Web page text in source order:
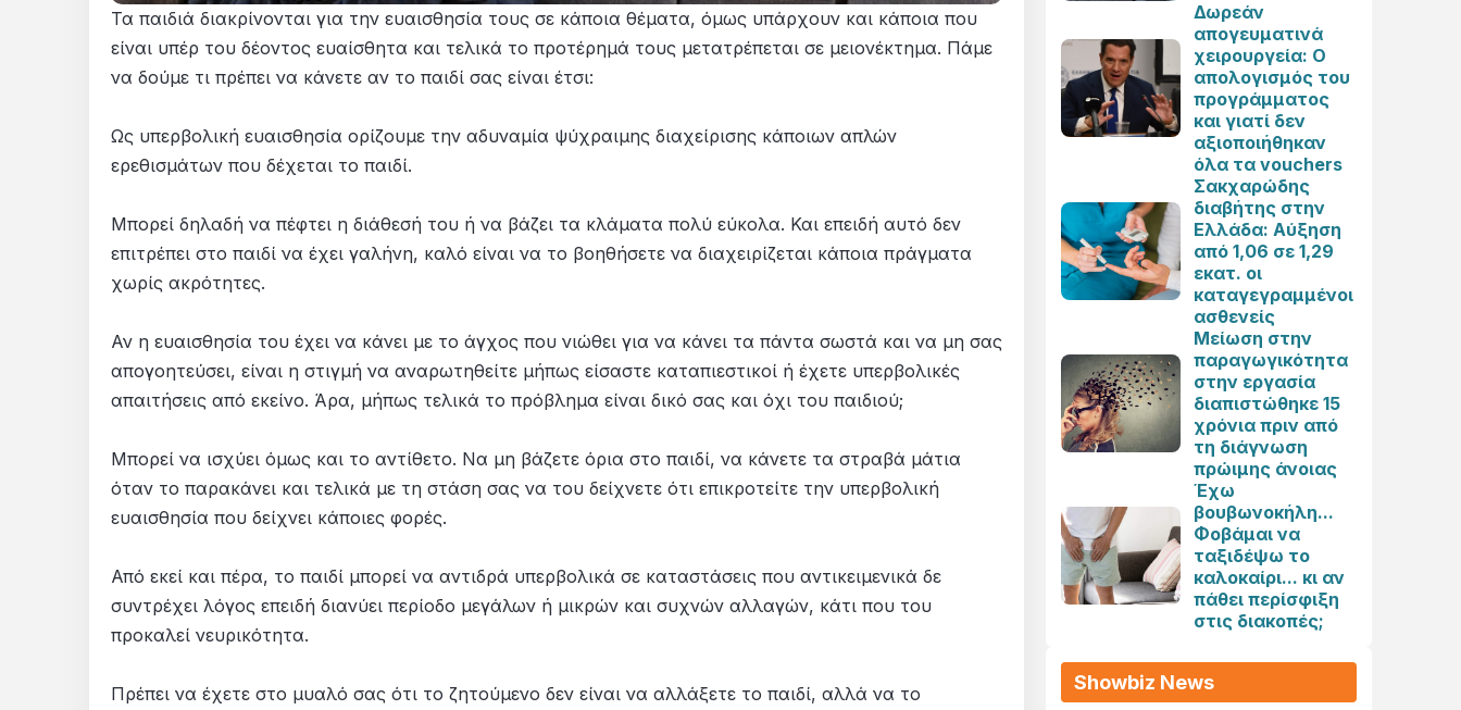
Τα παιδιά διακρίνονται για την ευαισθησία τους σε κάποια θέματα, όμως υπάρχουν και κάποια που
είναι υπέρ του δέοντος ευαίσθητα και τελικά το προτέρημά τους μετατρέπεται σε μειονέκτημα. Πάμε
να δούμε τι πρέπει να κάνετε αν το παιδί σας είναι έτσι:
Ως υπερβολική ευαισθησία ορίζουμε την αδυναμία ψύχραιμης διαχείρισης κάποιων απλών
ερεθισμάτων που δέχεται το παιδί.
Μπορεί δηλαδή να πέφτει η διάθεσή του ή να βάζει τα κλάματα πολύ εύκολα. Και επειδή αυτό δεν
επιτρέπει στο παιδί να έχει γαλήνη, καλό είναι να το βοηθήσετε να διαχειρίζεται κάποια πράγματα
χωρίς ακρότητες.
Αν η ευαισθησία του έχει να κάνει με το άγχος που νιώθει για να κάνει τα πάντα σωστά και να μη σας
απογοητεύσει, είναι η στιγμή να αναρωτηθείτε μήπως είσαστε καταπιεστικοί ή έχετε υπερβολικές
απαιτήσεις από εκείνο. Άρα, μήπως τελικά το πρόβλημα είναι δικό σας και όχι του παιδιού;
Μπορεί να ισχύει όμως και το αντίθετο. Να μη βάζετε όρια στο παιδί, να κάνετε τα στραβά μάτια
όταν το παρακάνει και τελικά με τη στάση σας να του δείχνετε ότι επικροτείτε την υπερβολική
ευαισθησία που δείχνει κάποιες φορές.
Από εκεί και πέρα, το παιδί μπορεί να αντιδρά υπερβολικά σε καταστάσεις που αντικειμενικά δε
συντρέχει λόγος επειδή διανύει περίοδο μεγάλων ή μικρών και συχνών αλλαγών, κάτι που του
προκαλεί νευρικότητα.
Πρέπει να έχετε στο μυαλό σας ότι το ζητούμενο δεν είναι να αλλάξετε το παιδί, αλλά να το
Δωρεάν
απογευματινά
χειρουργεία: Ο
απολογισμός του
προγράμματος
και γιατί δεν
αξιοποιήθηκαν
όλα τα vouchers
Σακχαρώδης
διαβήτης στην
Ελλάδα: Αύξηση
από 1,06 σε 1,29
εκατ. οι
καταγεγραμμένοι
ασθενείς
Μείωση στην
παραγωγικότητα
στην εργασία
διαπιστώθηκε 15
χρόνια πριν από
τη διάγνωση
πρώιμης άνοιας
Έχω
βουβωνοκήλη...
Φοβάμαι να
ταξιδέψω το
καλοκαίρι... κι αν
πάθει περίσφιξη
στις διακοπές;
Showbiz News